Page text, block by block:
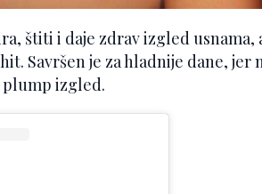
štiti i daje zdrav izgled usnama,
Savršen je za hladnije dane, jer
plump izgled.